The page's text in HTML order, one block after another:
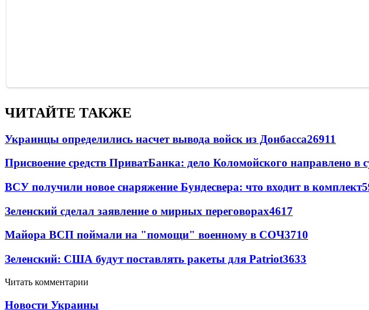
ЧИТАЙТЕ ТАКЖЕ
Украинцы определились насчет вывода войск из Донбасса26911
Присвоение средств ПриватБанка: дело Коломойского направлено в
ВСУ получили новое снаряжение Бундесвера: что входит в комплект
Зеленский сделал заявление о мирных переговорах4617
Майора ВСП поймали на "помощи" военному в СОЧ3710
Зеленский: США будут поставлять ракеты для Patriot3633
Читать комментарии
Новости Украины